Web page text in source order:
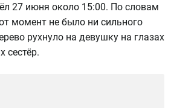
27 июня около 15:00. По словам
момент не было ни сильного
рухнуло на девушку на глазах
сестёр.